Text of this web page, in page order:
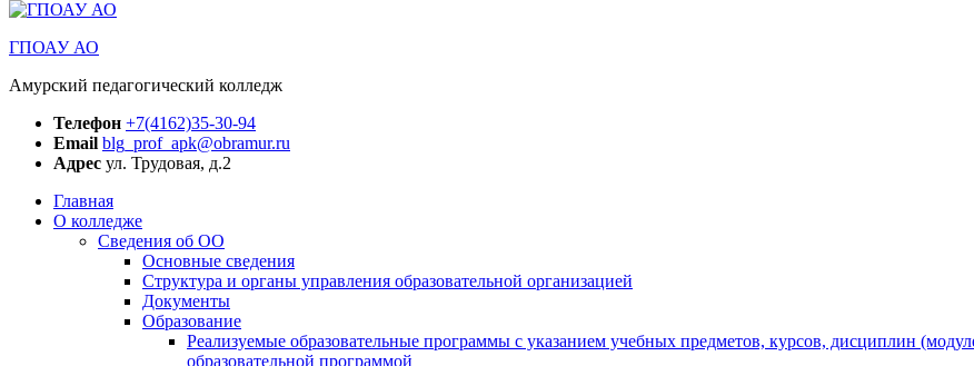
ГПОАУ АО
Амурский педагогический колледж
Телефон +7(4162)35-30-94
Email blg_prof_apk@obramur.ru
Адрес ул. Трудовая, д.2
Главная
О колледже
Сведения об ОО
Основные сведения
Структура и органы управления образовательной организацией
Документы
Образование
Реализуемые образовательные программы с указанием учебных предметов, курсов, дисциплин
образовательной программой